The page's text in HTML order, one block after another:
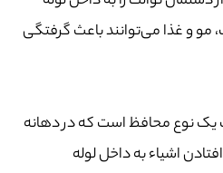
مو و غذا می‌توانند باعث گرفتگی
نوع محافظ است که در دهانه
اشیاء به داخل لوله